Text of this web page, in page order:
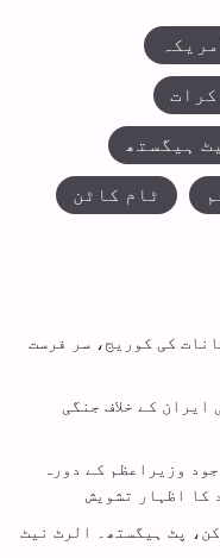
ہیگستھ
ٹام کاٹن
کی کوریج، سر فرست
کے خلاف جنگی
وزیراعظم کے دورہ
کا اظہار تشویش
پٹ ہیگستھ۔ الرٹ نیٹ